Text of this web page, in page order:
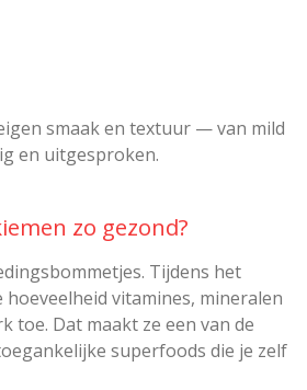
smaak en textuur — van mild
en uitgesproken.
zo gezond?
Tijdens het
hoeveelheid vitamines, mineralen
toe. Dat maakt ze een van de
superfoods die je zelf